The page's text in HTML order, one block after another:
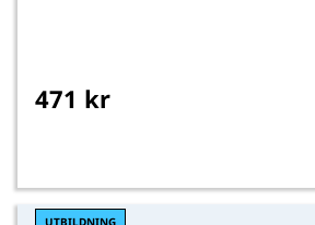
471 kr
UTBILDNING